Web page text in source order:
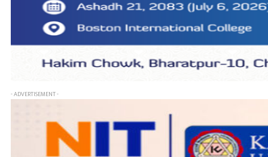
- ADVERTISEMENT -